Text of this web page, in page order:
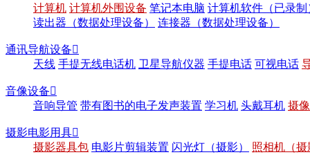
计算机 计算机外围设备 笔记本电脑 计算机软件（已录制
读出器（数据处理设备）
连接器（数据处理设备）
通讯导航设备
天线 手提无线电话机 卫星导航仪器 手提电话 可视电话
音像设备
音响导管 带有图书的电子发声装置 学习机 头戴耳机 摄
摄影电影用具
摄影器具包 电影片剪辑装置 闪光灯（摄影） 照相机（摄